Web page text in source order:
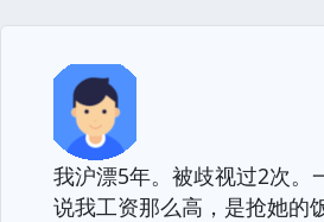
我沪漂5年。被歧视过2次。
说我工资那么高，是抢她的